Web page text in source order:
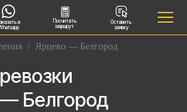
в
Посчитать
маршрут
Оставить
заявку
/ Ярцево — Белгород
Белгород